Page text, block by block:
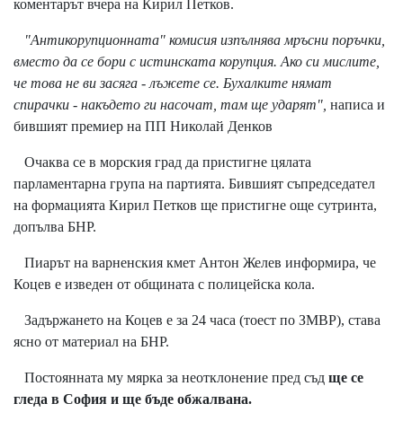
коментарът вчера на Кирил Петков.
"Антикорупционната" комисия изпълнява мръсни поръчки,
вместо да се бори с истинската корупция. Ако си мислите,
че това не ви засяга - лъжете се. Бухалките нямат
спирачки - накъдето ги насочат, там ще ударят", написа и
бившият премиер на ПП Николай Денков
Очаква се в морския град да пристигне цялата
парламентарна група на партията. Бившият съпредседател
на формацията Кирил Петков ще пристигне още сутринта,
допълва БНР.
Пиарът на варненския кмет Антон Желев информира, че
Коцев е изведен от общината с полицейска кола.
Задържането на Коцев е за 24 часа (тоест по ЗМВР), става
ясно от материал на БНР.
Постоянната му мярка за неотклонение пред съд ще се
гледа в София и ще бъде обжалвана.